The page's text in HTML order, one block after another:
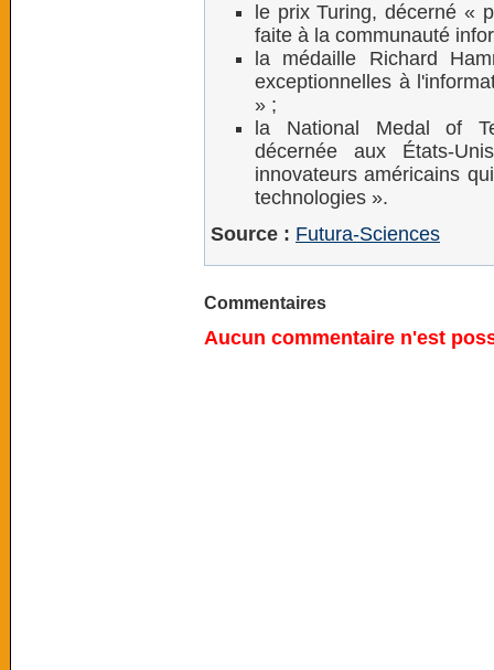
le prix Turing, décerné «
faite à la communauté
la médaille Richard
exceptionnelles à
» ;
la National Medal of
décernée aux États-
innovateurs américains
technologies ».
Source : Futura-Sciences
Commentaires
Aucun commentaire n'est